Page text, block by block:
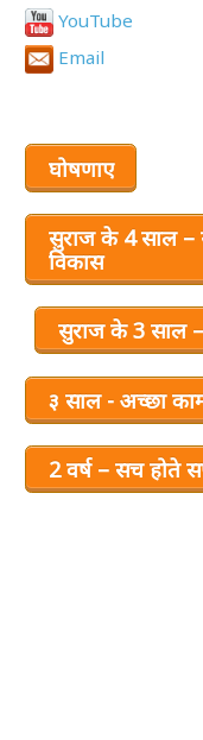
YouTube
Email
घोषणाए
सुराज के 4 साल –
विकास
सुराज के 3 साल –
३ साल - अच्छा
2 वर्ष – सच होते